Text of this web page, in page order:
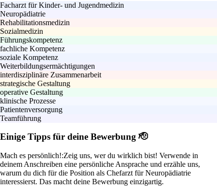
Facharzt für Kinder- und Jugendmedizin
Neuropädiatrie
Rehabilitationsmedizin
Sozialmedizin
Führungskompetenz
fachliche Kompetenz
soziale Kompetenz
Weiterbildungsermächtigungen
interdisziplinäre Zusammenarbeit
strategische Gestaltung
operative Gestaltung
klinische Prozesse
Patientenversorgung
Teamführung
Einige Tipps für deine Bewerbung 🫡
Mach es persönlich!:Zeig uns, wer du wirklich bist! Verwende in
deinem Anschreiben eine persönliche Ansprache und erzähle uns,
warum du dich für die Position als Chefarzt für Neuropädiatrie
interessierst. Das macht deine Bewerbung einzigartig.